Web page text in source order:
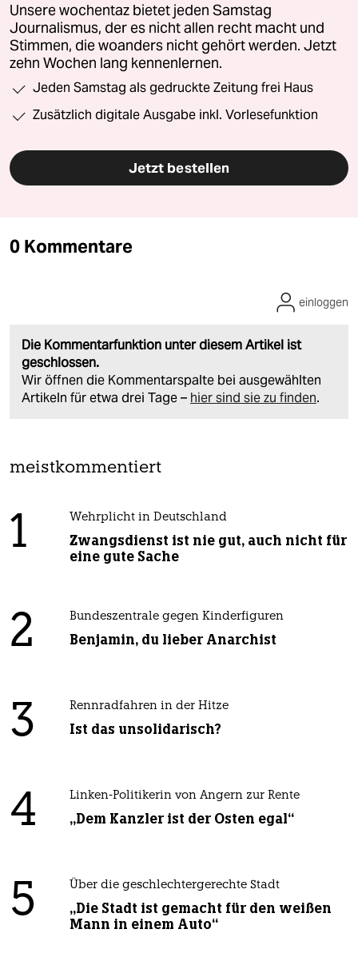
Unsere wochentaz bietet jeden Samstag
Journalismus, der es nicht allen recht macht und
Stimmen, die woanders nicht gehört werden. Jetzt
zehn Wochen lang kennenlernen.
Jeden Samstag als gedruckte Zeitung frei Haus
Zusätzlich digitale Ausgabe inkl. Vorlesefunktion
Jetzt bestellen
0 Kommentare
Die Kommentarfunktion unter diesem Artikel ist
geschlossen.
Wir öffnen die Kommentarspalte bei ausgewählten
Artikeln für etwa drei Tage – hier sind sie zu finden.
einloggen
meistkommentiert
1 Wehrplicht in Deutschland
Zwangsdienst ist nie gut, auch nicht für
eine gute Sache
2 Bundeszentrale gegen Kinderfiguren
Benjamin, du lieber Anarchist
3 Rennradfahren in der Hitze
Ist das unsolidarisch?
4 Linken-Politikerin von Angern zur Rente
„Dem Kanzler ist der Osten egal“
5 Über die geschlechtergerechte Stadt
„Die Stadt ist gemacht für den weißen
Mann in einem Auto“